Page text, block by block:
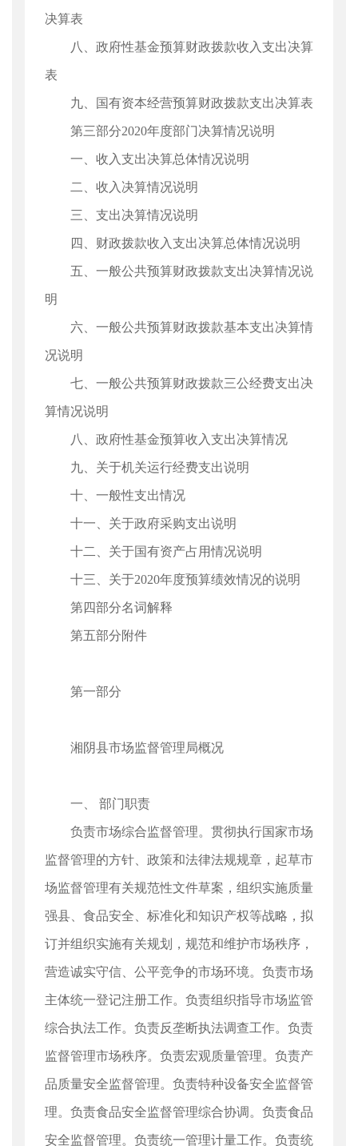
决算表
八、政府性基金预算财政拨款收入支出决算
表
九、国有资本经营预算财政拨款支出决算表
第三部分2020年度部门决算情况说明
一、收入支出决算总体情况说明
二、收入决算情况说明
三、支出决算情况说明
四、财政拨款收入支出决算总体情况说明
五、一般公共预算财政拨款支出决算情况说
明
六、一般公共预算财政拨款基本支出决算情
况说明
七、一般公共预算财政拨款三公经费支出决
算情况说明
八、政府性基金预算收入支出决算情况
九、关于机关运行经费支出说明
十、一般性支出情况
十一、关于政府采购支出说明
十二、关于国有资产占用情况说明
十三、关于2020年度预算绩效情况的说明
第四部分名词解释
第五部分附件
第一部分
湘阴县市场监督管理局概况
一、 部门职责
负责市场综合监督管理。贯彻执行国家市场
监督管理的方针、政策和法律法规规章，起草市
场监督管理有关规范性文件草案，组织实施质量
强县、食品安全、标准化和知识产权等战略，拟
订并组织实施有关规划，规范和维护市场秩序，
营造诚实守信、公平竞争的市场环境。负责市场
主体统一登记注册工作。负责组织指导市场监管
综合执法工作。负责反垄断执法调查工作。负责
监督管理市场秩序。负责宏观质量管理。负责产
品质量安全监督管理。负责特种设备安全监督管
理。负责食品安全监督管理综合协调。负责食品
安全监督管理。负责统一管理计量工作。负责统